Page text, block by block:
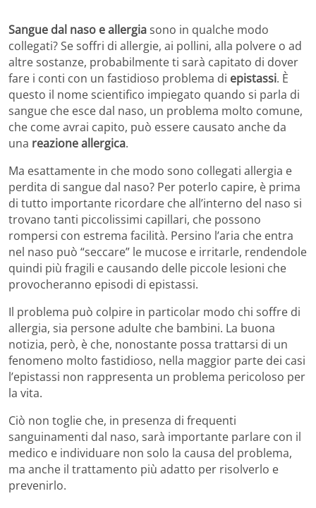
Sangue dal naso e allergiasono in qualche modo
collegati? Se soffri di allergie, ai pollini, alla polvere o ad
altre sostanze, probabilmente ti sarà capitato di dover
fare i conti con un fastidioso problema di epistassi. È
questo il nome scientifico impiegato quando si parla di
sangue che esce dal naso, un problema molto comune,
che come avrai capito, può essere causato anche da
una reazione allergica.
Ma esattamente in che modo sono collegati allergia e
perdita di sangue dal naso? Per poterlo capire, è prima
di tutto importante ricordare che all’interno del naso si
trovano tanti piccolissimi capillari, che possono
rompersi con estrema facilità. Persino l’aria che entra
nel naso può “seccare” le mucose e irritarle, rendendole
quindi più fragili e causando delle piccole lesioni che
provocheranno episodi di epistassi.
Il problema può colpire in particolar modo chi soffre di
allergia, sia persone adulte che bambini. La buona
notizia, però, è che, nonostante possa trattarsi di un
fenomeno molto fastidioso, nella maggior parte dei casi
l’epistassi non rappresenta un problema pericoloso per
la vita.
Ciò non toglie che, in presenza di frequenti
sanguinamenti dal naso, sarà importante parlare con il
medico e individuare non solo la causa del problema,
ma anche il trattamento più adatto per risolverlo e
prevenirlo.